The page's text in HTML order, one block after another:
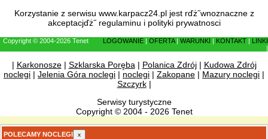
Korzystanie z serwisu www.karpacz24.pl jest rďż˝wnoznaczne z
akceptacjďż˝ regulaminu i polityki prywatnosci
Copyright © 2004-2026 Tenet LOGOWANIE OFERTA| WARUNKI KONTAKT
LINKI
| Karkonosze| Szklarska Poręba| Polanica Zdrój| Kudowa Zdrój
noclegi | Jelenia Góra noclegi | noclegi | Zakopane | Mazury noclegi |
Szczyrk|
Serwisy turystyczne
Copyright © 2004 - 2026 Tenet
POLECAMY NOCLEGI x